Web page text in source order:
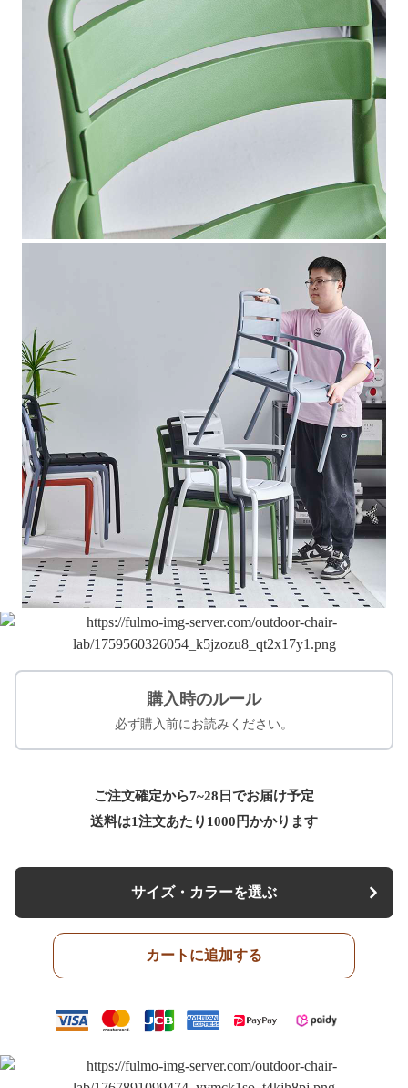
購入時のルール
必ず購入前にお読みください。
ご注文確定から7~28日でお届け予定
送料は1注文あたり 1000 円かかります
サイズ・カラーを選ぶ
カートに追加する